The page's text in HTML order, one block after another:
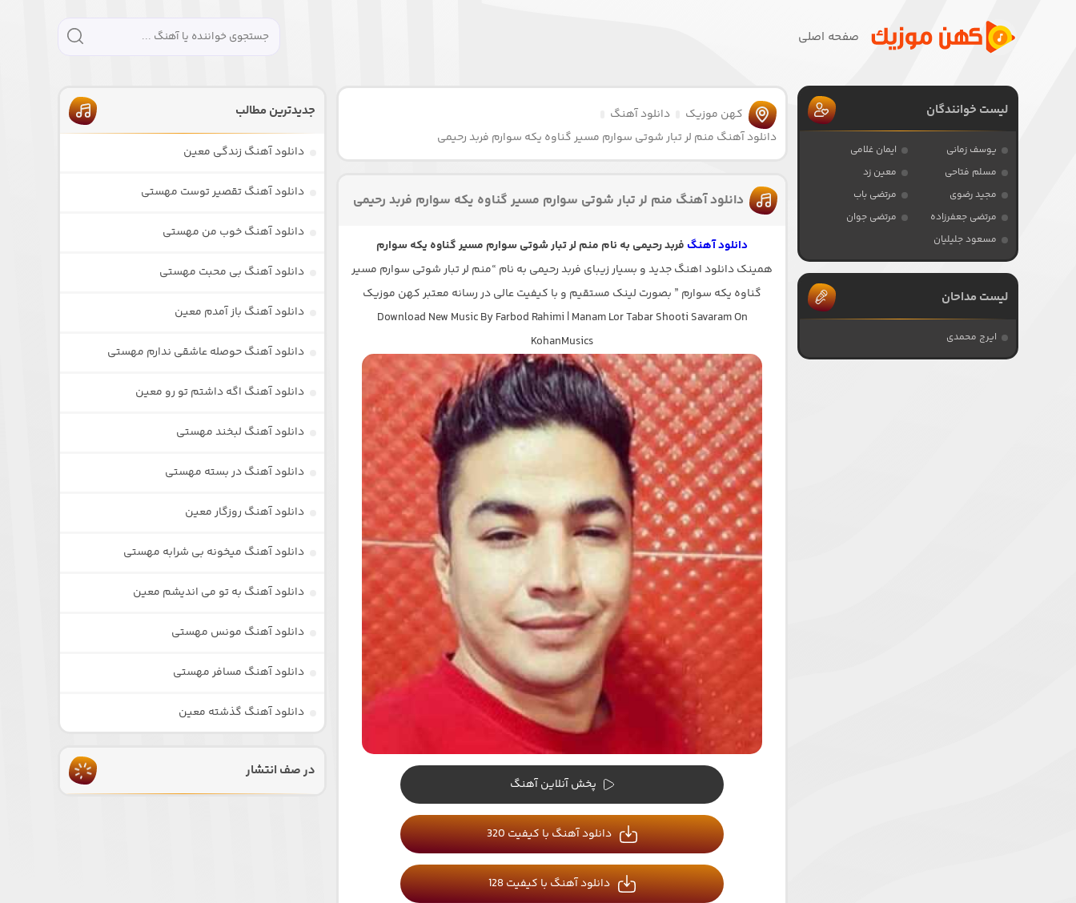
صفحه اصلی
کهن موزیک
دانلود آهنگ
دانلود آهنگ منم لر تبار شوتی سوارم مسیر گناوه یکه سوارم فربد رحیمی
دانلود آهنگ منم لر تبار شوتی سوارم مسیر گناوه یکه سوارم فربد رحیمی
دانلود آهنگ فربد رحیمی به نام منم لر تبار شوتی سوارم مسیر گناوه یکه سوارم
همینک دانلود اهنگ جدید و بسیار زیبای فربد رحیمی به نام “منم لر تبار شوتی سوارم مسیر
گناوه یکه سوارم ” بصورت لینک مستقیم و با کیفیت عالی در رسانه معتبر کهن موزیک
Download New Music By Farbod Rahimi | Manam Lor Tabar Shooti Savaram On
KohanMusics
پخش آنلاین آهنگ
دانلود آهنگ با کیفیت 320
دانلود آهنگ با کیفیت 128
لیست خوانندگان
یوسف زمانی
ایمان غلامی
مسلم فتاحی
معین زد
مجید رضوی
مرتضی باب
مرتضی جعفرزاده
مرتضی جوان
مسعود جلیلیان
لیست مداحان
ایرج محمدی
جدیدترین مطالب
دانلود آهنگ زندگی معین
دانلود آهنگ تقصیر توست مهستی
دانلود آهنگ خوب من مهستی
دانلود آهنگ بی محبت مهستی
دانلود آهنگ باز آمدم معین
دانلود آهنگ حوصله عاشقی ندارم مهستی
دانلود آهنگ اگه داشتم تو رو معین
دانلود آهنگ لبخند مهستی
دانلود آهنگ در بسته مهستی
دانلود آهنگ روزگار معین
دانلود آهنگ میخونه بی شرابه مهستی
دانلود آهنگ به تو می اندیشم معین
دانلود آهنگ مونس مهستی
دانلود آهنگ مسافر مهستی
دانلود آهنگ گذشته معین
در صف انتشار